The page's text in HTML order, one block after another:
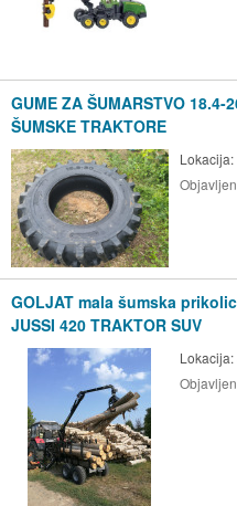
GUME ZA ŠUMARSTVO 18.4-
ŠUMSKE TRAKTORE
Lokacija:
GOLJAT mala šumska
JUSSI 420 TRAKTOR SUV
Lokacija: